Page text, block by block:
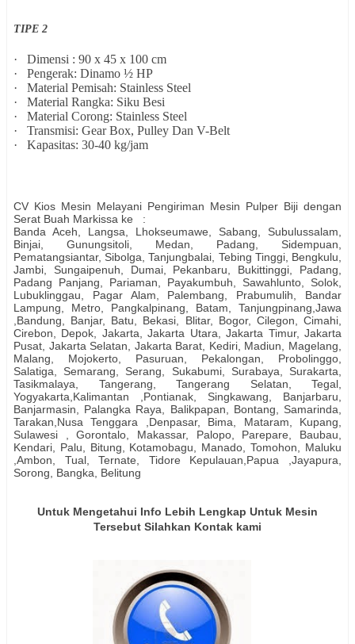
TIPE 2
·
Dimensi : 90 x 45 x 100 cm
·
Pengerak: Dinamo ½ HP
·
Material Pemisah: Stainless Steel
·
Material Rangka: Siku Besi
·
Material Corong: Stainless Steel
·
Transmisi: Gear Box, Pulley Dan V-Belt
·
Kapasitas: 30-40 kg/jam
CV Kios Mesin Melayani Pengiriman Mesin Pulper Biji dengan
Serat Buah Markissa ke :
Banda Aceh, Langsa, Lhokseumawe, Sabang, Subulussalam,
Binjai, Gunungsitoli, Medan, Padang, Sidempuan,
Pematangsiantar, Sibolga, Tanjungbalai, Tebing Tinggi, Bengkulu,
Jambi, Sungaipenuh, Dumai, Pekanbaru, Bukittinggi, Padang,
Padang Panjang, Pariaman, Payakumbuh, Sawahlunto, Solok,
Lubuklinggau, Pagar Alam, Palembang, Prabumulih, Bandar
Lampung, Metro, Pangkalpinang, Batam, Tanjungpinang,Jawa
,Bandung, Banjar, Batu, Bekasi, Blitar, Bogor, Cilegon, Cimahi,
Cirebon, Depok, Jakarta, Jakarta Utara, Jakarta Timur, Jakarta
Pusat, Jakarta Selatan, Jakarta Barat, Kediri, Madiun, Magelang,
Malang, Mojokerto, Pasuruan, Pekalongan, Probolinggo,
Salatiga, Semarang, Serang, Sukabumi, Surabaya, Surakarta,
Tasikmalaya, Tangerang, Tangerang Selatan, Tegal,
Yogyakarta,Kalimantan ,Pontianak, Singkawang, Banjarbaru,
Banjarmasin, Palangka Raya, Balikpapan, Bontang, Samarinda,
Tarakan,Nusa Tenggara ,Denpasar, Bima, Mataram, Kupang,
Sulawesi , Gorontalo, Makassar, Palopo, Parepare, Baubau,
Kendari, Palu, Bitung, Kotamobagu, Manado, Tomohon, Maluku
,Ambon, Tual, Ternate, Tidore Kepulauan,Papua ,Jayapura,
Sorong, Bangka, Belitung
Untuk Mengetahui Info Lebih Lengkap Untuk Mesin
Tersebut Silahkan Kontak kami